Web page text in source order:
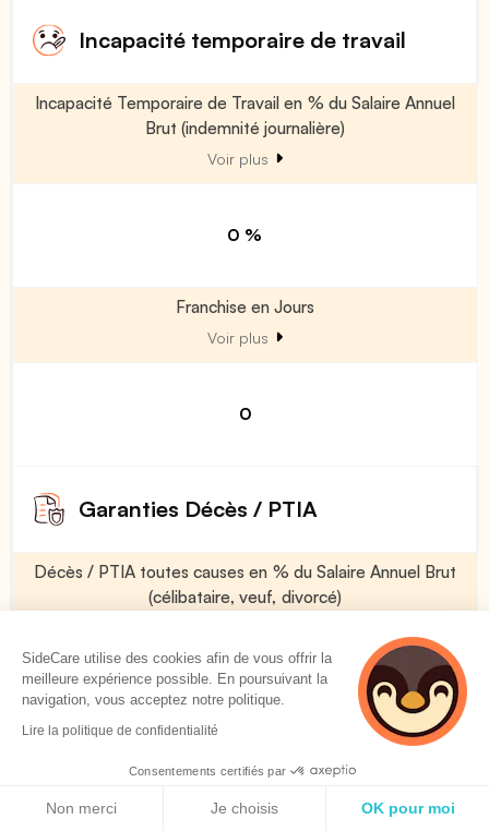
Incapacité temporaire de travail
Incapacité Temporaire de Travail en % du Salaire Annuel
Brut (indemnité journalière)
Voir plus
0 %
Franchise en Jours
Voir plus
0
Garanties Décès / PTIA
Décès / PTIA toutes causes en % du Salaire Annuel Brut
(célibataire, veuf, divorcé)
50 %
Décès / PTIA toutes causes en % du Salaire Annuel Brut
(marié)
SideCare utilise des cookies afin de vous offrir la
meilleure expérience possible. En poursuivant la
navigation, vous acceptez notre politique.
Lire la politique de confidentialité
Consentements certifiés par
Non merci Je choisis OK pour moi